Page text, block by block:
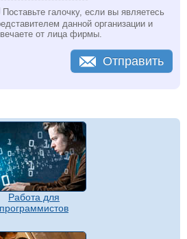
Поставьте галочку, если вы являетесь
данной организации и
от лица фирмы.
Отправить
Работа для
программистов